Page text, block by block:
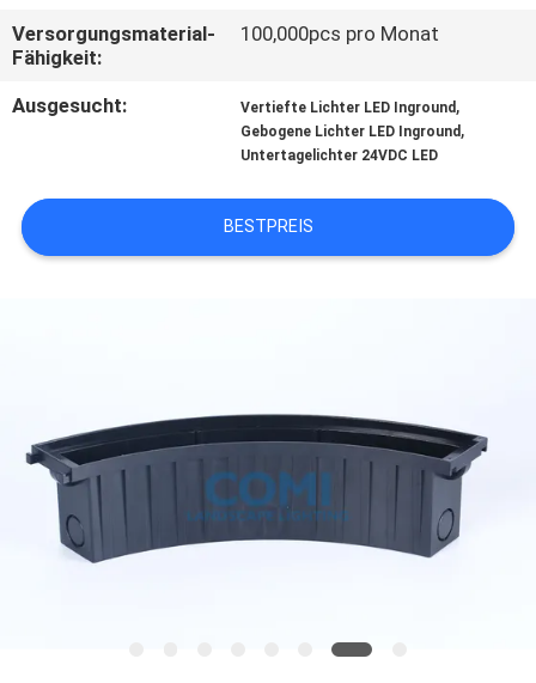
VERBINDUNG
NACHRICHTEN
FÄLLE
Versorgungsmaterial-
Fähigkeit:
100,000pcs pro Monat
Ausgesucht: Vertiefte Lichter LED Inground ,
Gebogene Lichter LED Inground ,
Untertagelichter 24VDC LED
BESTPREIS